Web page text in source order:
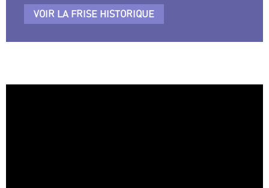
VOIR LA FRISE HISTORIQUE